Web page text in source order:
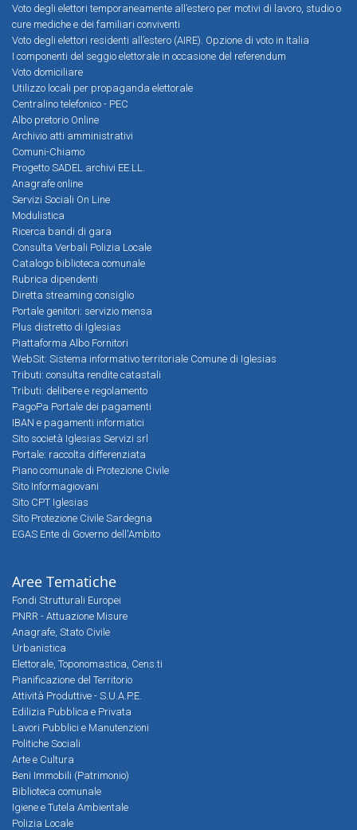
Voto degli elettori temporaneamente all’estero per motivi di lavoro, studio o
cure mediche e dei familiari conviventi
Voto degli elettori residenti all’estero (AIRE). Opzione di voto in Italia
I componenti del seggio elettorale in occasione del referendum
Voto domiciliare
Utilizzo locali per propaganda elettorale
Centralino telefonico - PEC
Albo pretorio Online
Archivio atti amministrativi
Comuni-Chiamo
Progetto SADEL archivi EE.LL.
Anagrafe online
Servizi Sociali On Line
Modulistica
Ricerca bandi di gara
Consulta Verbali Polizia Locale
Catalogo biblioteca comunale
Rubrica dipendenti
Diretta streaming consiglio
Portale genitori: servizio mensa
Plus distretto di Iglesias
Piattaforma Albo Fornitori
WebSit: Sistema informativo territoriale Comune di Iglesias
Tributi: consulta rendite catastali
Tributi: delibere e regolamento
PagoPa Portale dei pagamenti
IBAN e pagamenti informatici
Sito società Iglesias Servizi srl
Portale: raccolta differenziata
Piano comunale di Protezione Civile
Sito Informagiovani
Sito CPT Iglesias
Sito Protezione Civile Sardegna
EGAS Ente di Governo dell'Ambito
Aree Tematiche
Fondi Strutturali Europei
PNRR - Attuazione Misure
Anagrafe, Stato Civile
Urbanistica
Elettorale, Toponomastica, Cens.ti
Pianificazione del Territorio
Attività Produttive - S.U.A.P.E.
Edilizia Pubblica e Privata
Lavori Pubblici e Manutenzioni
Politiche Sociali
Arte e Cultura
Beni Immobili (Patrimonio)
Biblioteca comunale
Igiene e Tutela Ambientale
Polizia Locale